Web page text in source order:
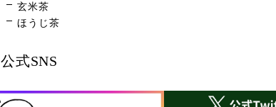
玄米茶
ほうじ茶
公式SNS